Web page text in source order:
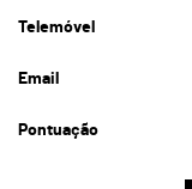
Telemóvel
Email
Pontuação